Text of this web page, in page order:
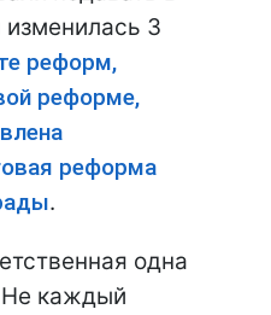
3
реформ,
реформе,
реформа
.
одна
каждый